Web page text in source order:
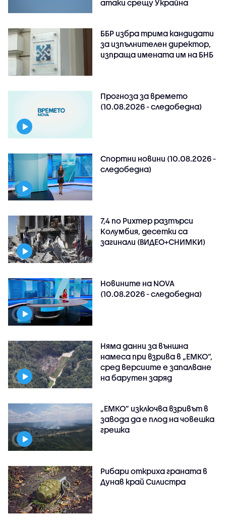
атаки срещу Украйна
ББР избра трима кандидати
за изпълнителен директор,
изпраща имената им на БНБ
Прогноза за времето
(10.08.2026 - следобедна)
Спортни новини (10.08.2026 -
следобедна)
7,4 по Рихтер разтърси
Колумбия, десетки са
загинали (ВИДЕО+СНИМКИ)
Новините на NOVA
(10.08.2026 - следобедна)
Няма данни за външна
намеса при взрива в „ЕМКО“,
сред версиите е запалване
на барутен заряд
„ЕМКО” изключва взривът в
завода да е плод на човешка
грешка
Рибари откриха граната в
Дунав край Силистра